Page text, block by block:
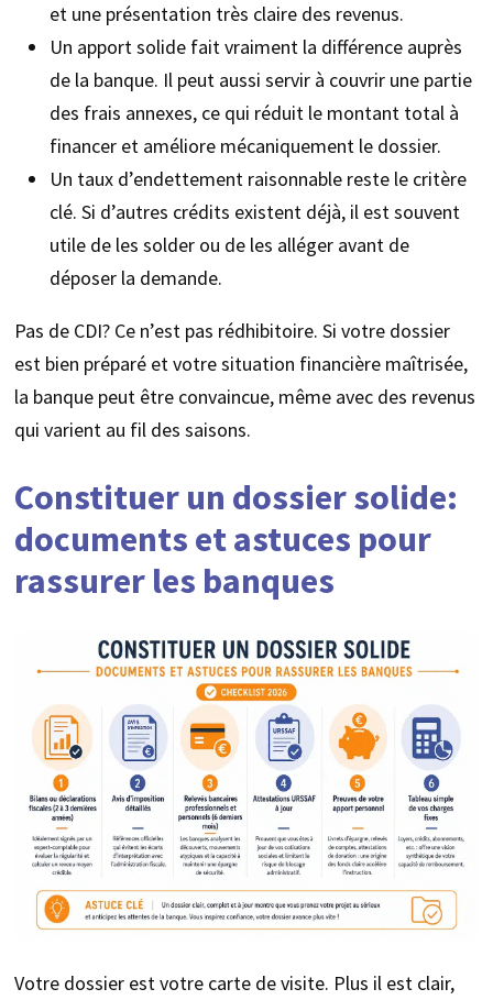
et une présentation très claire des revenus.
Un apport solide fait vraiment la différence auprès
de la banque. Il peut aussi servir à couvrir une partie
des frais annexes, ce qui réduit le montant total à
financer et améliore mécaniquement le dossier.
Un taux d’endettement raisonnable reste le critère
clé. Si d’autres crédits existent déjà, il est souvent
utile de les solder ou de les alléger avant de
déposer la demande.
Pas de CDI? Ce n’est pas rédhibitoire. Si votre dossier
est bien préparé et votre situation financière maîtrisée,
la banque peut être convaincue, même avec des revenus
qui varient au fil des saisons.
Constituer un dossier solide:
documents et astuces pour
rassurer les banques
Votre dossier est votre carte de visite. Plus il est clair,